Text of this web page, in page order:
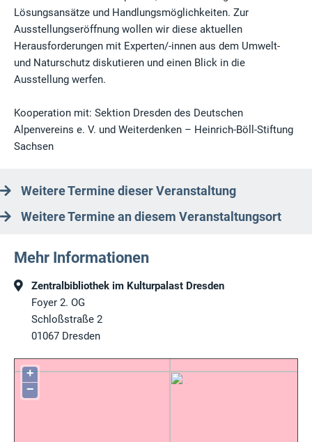
Lösungsansätze und Handlungsmöglichkeiten. Zur
Ausstellungseröffnung wollen wir diese aktuellen
Herausforderungen mit Experten/-innen aus dem Umwelt-
und Naturschutz diskutieren und einen Blick in die
Ausstellung werfen.
Kooperation mit: Sektion Dresden des Deutschen
Alpenvereins e. V. und Weiterdenken – Heinrich-Böll-Stiftung
Sachsen
Weitere Termine dieser Veranstaltung
Weitere Termine an diesem Veranstaltungsort
Mehr Informationen
Zentralbibliothek im Kulturpalast Dresden
Foyer 2. OG
Schloßstraße 2
01067 Dresden
+
−